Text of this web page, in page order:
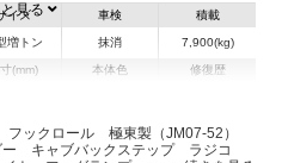
イズ
増トン
車検
抹消
積載
7,900(kg)
(mm) 本体色 修復歴
見る
ックロール 極東製（JM07-52）
キャブバックステップ ラジコ